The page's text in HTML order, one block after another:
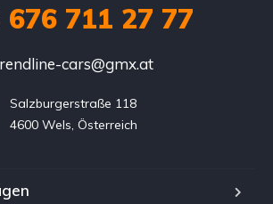
676 711 27 77
cars@gmx.at
Salzburgerstraße 118
4600 Wels, Österreich